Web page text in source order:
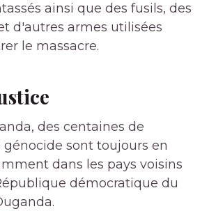
ainsi que des fusils, des
d'autres armes utilisées
le massacre.
des centaines de
génocide sont toujours en
dans les pays voisins
démocratique du